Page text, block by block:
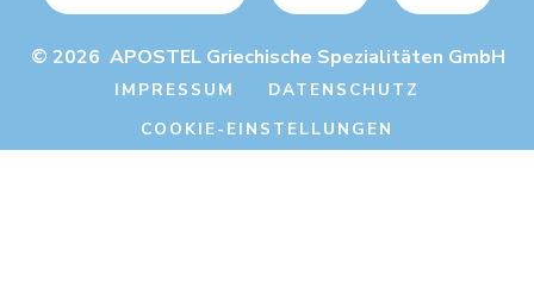
© 2026 APOSTEL Griechische Spezialitäten GmbH
IMPRESSUM
DATENSCHUTZ
COOKIE-EINSTELLUNGEN